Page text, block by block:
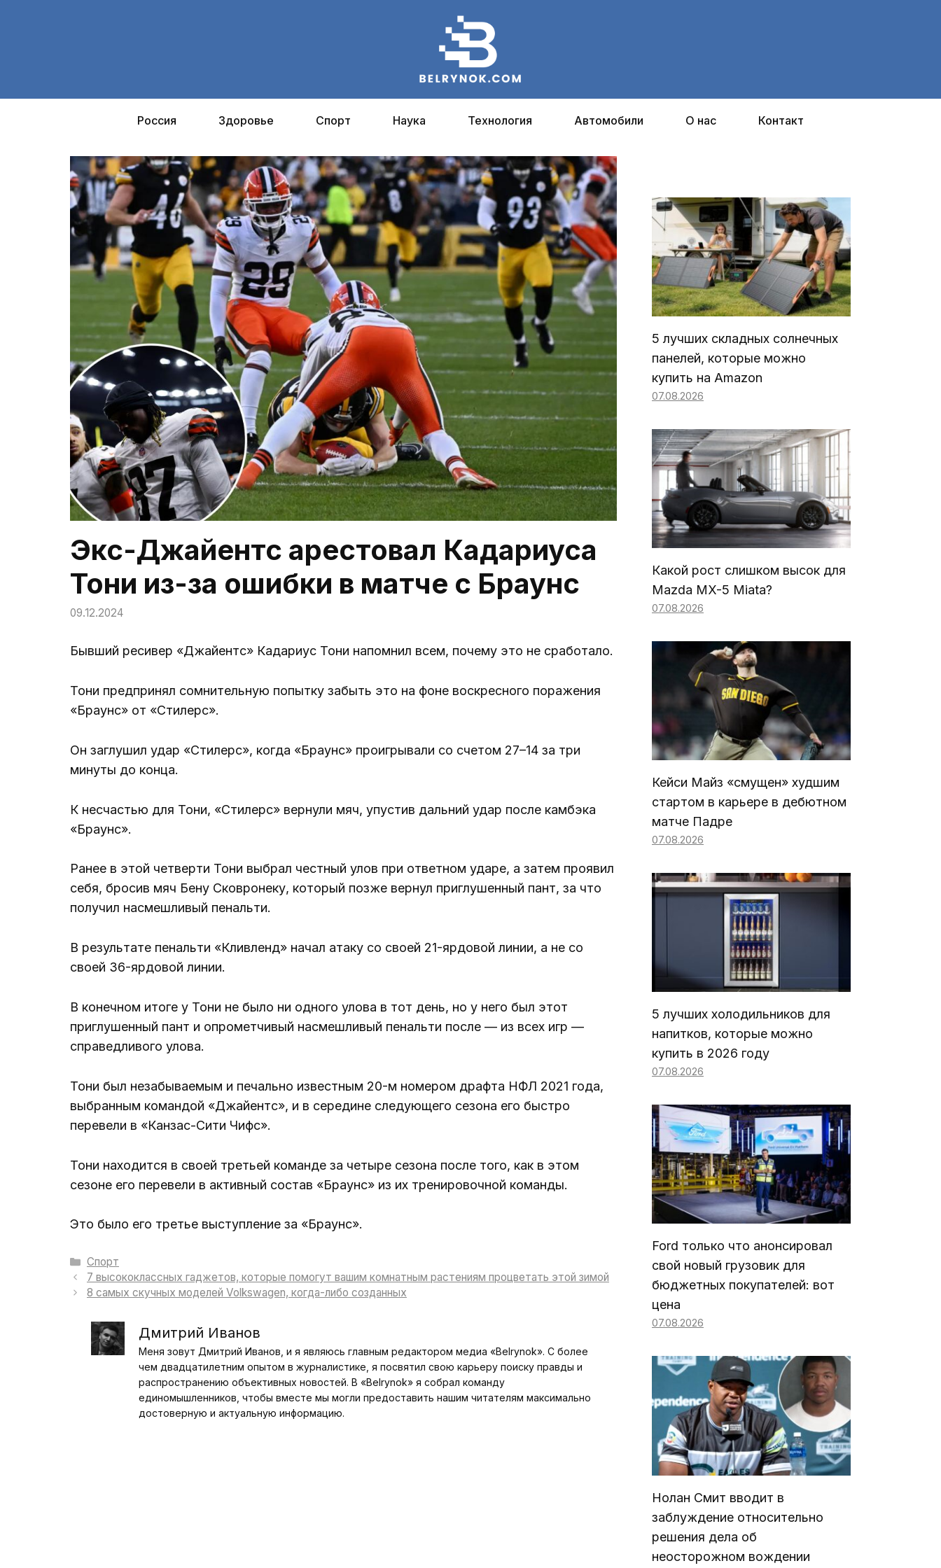
Россия Здоровье Спорт Наука Технология Автомобили О нас Контакт
Экс-Джайентс арестовал Кадариуса
Тони из-за ошибки в матче с Браунс
09.12.2024
Бывший ресивер «Джайентс» Кадариус Тони напомнил всем, почему это не сработало.
Тони предпринял сомнительную попытку забыть это на фоне воскресного поражения
«Браунс» от «Стилерс».
Он заглушил удар «Стилерс», когда «Браунс» проигрывали со счетом 27–14 за три
минуты до конца.
К несчастью для Тони, «Стилерс» вернули мяч, упустив дальний удар после камбэка
«Браунс».
Ранее в этой четверти Тони выбрал честный улов при ответном ударе, а затем проявил
себя, бросив мяч Бену Сковронеку, который позже вернул приглушенный пант, за что
получил насмешливый пенальти.
В результате пенальти «Кливленд» начал атаку со своей 21-ярдовой линии, а не со
своей 36-ярдовой линии.
В конечном итоге у Тони не было ни одного улова в тот день, но у него был этот
приглушенный пант и опрометчивый насмешливый пенальти после — из всех игр —
справедливого улова.
Тони был незабываемым и печально известным 20-м номером драфта НФЛ 2021 года,
выбранным командой «Джайентс», и в середине следующего сезона его быстро
перевели в «Канзас-Сити Чифс».
Тони находится в своей третьей команде за четыре сезона после того, как в этом
сезоне его перевели в активный состав «Браунс» из их тренировочной команды.
Это было его третье выступление за «Браунс».
Рубрики
Спорт
7 высококлассных гаджетов, которые помогут вашим комнатным растениям процветать этой зимой
8 самых скучных моделей Volkswagen, когда-либо созданных
Дмитрий Иванов
Меня зовут Дмитрий Иванов, и я являюсь главным редактором медиа «Belrynok». С более
чем двадцатилетним опытом в журналистике, я посвятил свою карьеру поиску правды и
распространению объективных новостей. В «Belrynok» я собрал команду
единомышленников, чтобы вместе мы могли предоставить нашим читателям максимально
достоверную и актуальную информацию.
5 лучших складных солнечных
панелей, которые можно
купить на Amazon
07.08.2026
Какой рост слишком высок для
Mazda MX-5 Miata?
07.08.2026
Кейси Майз «смущен» худшим
стартом в карьере в дебютном
матче Падре
07.08.2026
5 лучших холодильников для
напитков, которые можно
купить в 2026 году
07.08.2026
Ford только что анонсировал
свой новый грузовик для
бюджетных покупателей: вот
цена
07.08.2026
Нолан Смит вводит в
заблуждение относительно
решения дела об
неосторожном вождении